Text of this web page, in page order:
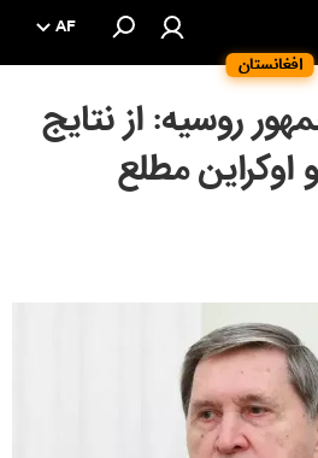
افغانستان
AF
روسیه: از نتایج
اوکراین مطلع